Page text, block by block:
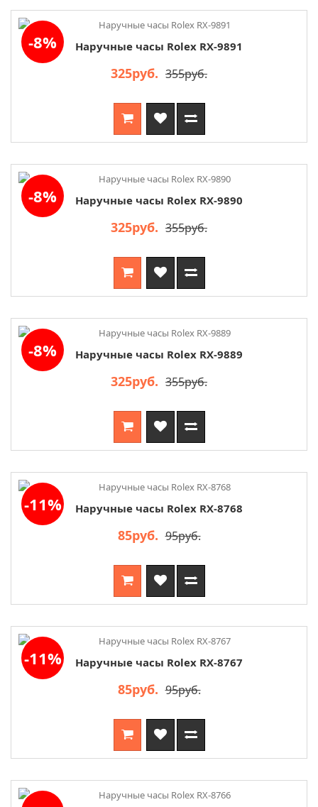
-8% Наручные часы Rolex RX-9891
325руб. 355руб.
-8% Наручные часы Rolex RX-9890
325руб. 355руб.
-8% Наручные часы Rolex RX-9889
325руб. 355руб.
-11% Наручные часы Rolex RX-8768
85руб. 95руб.
-11% Наручные часы Rolex RX-8767
85руб. 95руб.